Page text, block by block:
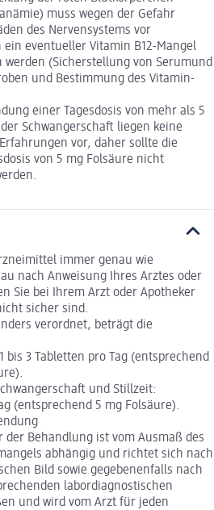
muss wegen der Gefahr
des Nervensystems vor
ein eventueller Vitamin B12-Mangel
werden (Sicherstellung von Serumund
und Bestimmung des Vitamin-
einer Tagesdosis von mehr als 5
Schwangerschaft liegen keine
vor, daher sollte die
von 5 mg Folsäure nicht
immer genau wie
nach Anweisung Ihres Arztes oder
Sie bei Ihrem Arzt oder Apotheker
sicher sind.
verordnet, beträgt die
bis 3 Tabletten pro Tag (entsprechend
und Stillzeit:
(entsprechend 5 mg Folsäure).
der Behandlung ist vom Ausmaß des
abhängig und richtet sich nach
Bild sowie gegebenenfalls nach
labordiagnostischen
und wird vom Arzt für jeden